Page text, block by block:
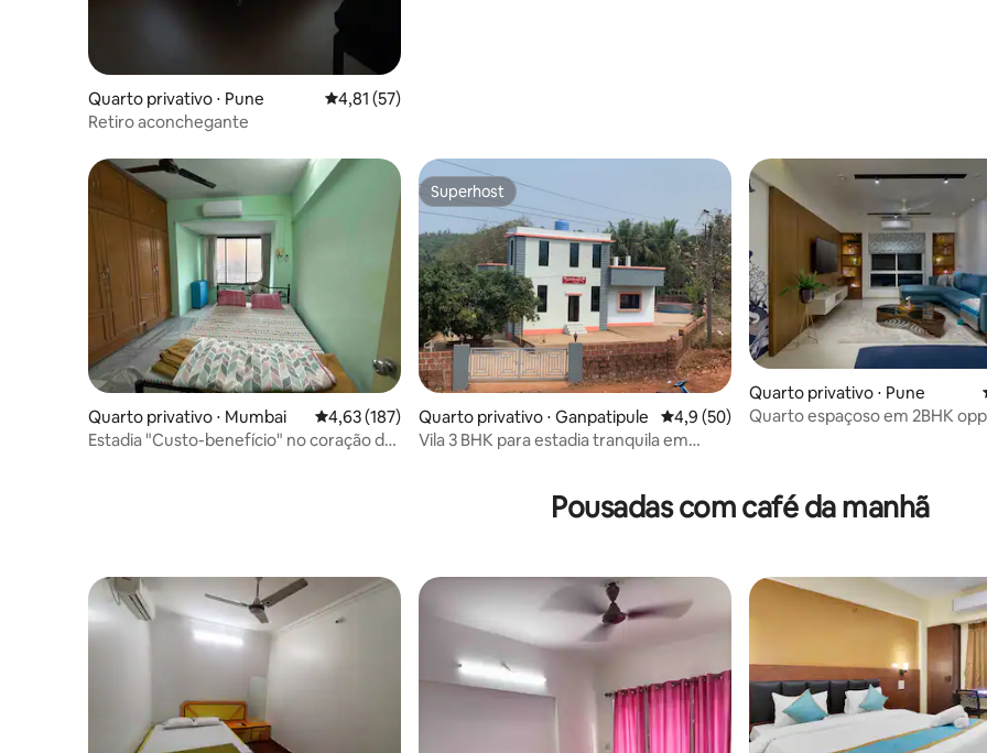
Quarto privativo ⋅ Pune 4,81 de uma avaliação média de 5, 57 avaliações
4,81 (57)
Retiro aconchegante
Quarto privativo ⋅ Mumbai 4,63 de uma avaliação média de 5, 187 avaliações
4,63 (187)
Estadia "Custo-benefício" no coração de
Superhost
Superhost
Quarto privativo ⋅ Ganpatipule 4,9 de uma avaliação média de 5, 50
4,9 (50)
Vila 3 BHK para estadia tranquila em
Quarto privativo ⋅ Pune
Quarto espaçoso em 2BHK opp
Pousadas com café da manhã